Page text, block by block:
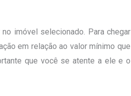
imóvel selecionado. Para chegar
em relação ao valor mínimo que
que você se atente a ele e o